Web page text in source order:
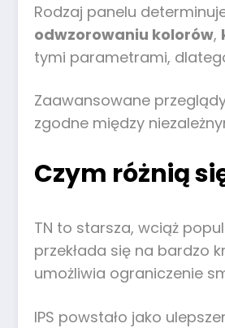
Rodzaj panelu
odwzorowaniu kolorów,
tymi parametrami,
Zaawansowane
zgodne między
Czym różnią
TN to starsza, wciąż
przekłada się na bardzo
umożliwia ograniczenie
IPS powstało jako